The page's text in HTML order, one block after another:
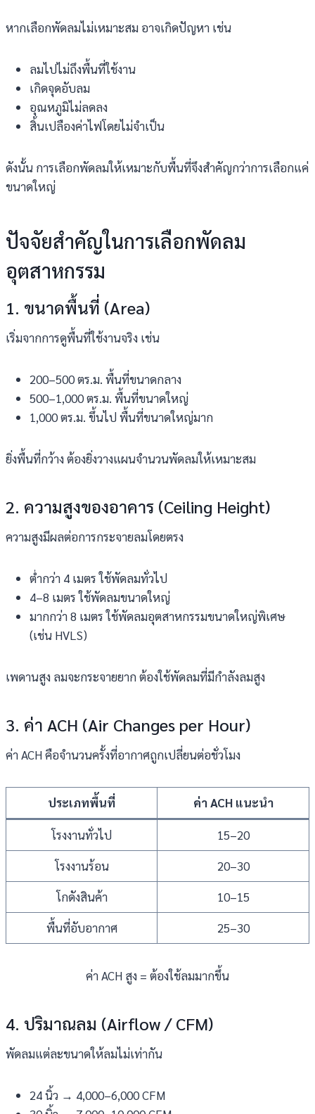
หากเลือกพัดลมไม่เหมาะสม อาจเกิดปัญหา เช่น
ลมไปไม่ถึงพื้นที่ใช้งาน
เกิดจุดอับลม
อุณหภูมิไม่ลดลง
สิ้นเปลืองค่าไฟโดยไม่จำเป็น
ดังนั้น การเลือกพัดลมให้เหมาะกับพื้นที่จึงสำคัญกว่าการเลือกแค่
ขนาดใหญ่
ปัจจัยสำคัญในการเลือกพัดลม
อุตสาหกรรม
1. ขนาดพื้นที่ (Area)
เริ่มจากการดูพื้นที่ใช้งานจริง เช่น
200–500 ตร.ม. พื้นที่ขนาดกลาง
500–1,000 ตร.ม. พื้นที่ขนาดใหญ่
1,000 ตร.ม. ขึ้นไป พื้นที่ขนาดใหญ่มาก
ยิ่งพื้นที่กว้าง ต้องยิ่งวางแผนจำนวนพัดลมให้เหมาะสม
2. ความสูงของอาคาร (Ceiling Height)
ความสูงมีผลต่อการกระจายลมโดยตรง
ต่ำกว่า 4 เมตร ใช้พัดลมทั่วไป
4–8 เมตร ใช้พัดลมขนาดใหญ่
มากกว่า 8 เมตร ใช้พัดลมอุตสาหกรรมขนาดใหญ่พิเศษ
(เช่น HVLS)
เพดานสูง ลมจะกระจายยาก ต้องใช้พัดลมที่มีกำลังลมสูง
3. ค่า ACH (Air Changes per Hour)
ค่า ACH คือจำนวนครั้งที่อากาศถูกเปลี่ยนต่อชั่วโมง
ประเภทพื้นที่ ค่า ACH แนะนำ
โรงงานทั่วไป
15–20
โรงงานร้อน
20–30
โกดังสินค้า
10–15
พื้นที่อับอากาศ
25–30
ค่า ACH สูง = ต้องใช้ลมมากขึ้น
4. ปริมาณลม (Airflow / CFM)
พัดลมแต่ละขนาดให้ลมไม่เท่ากัน
24 นิ้ว → 4,000–6,000 CFM